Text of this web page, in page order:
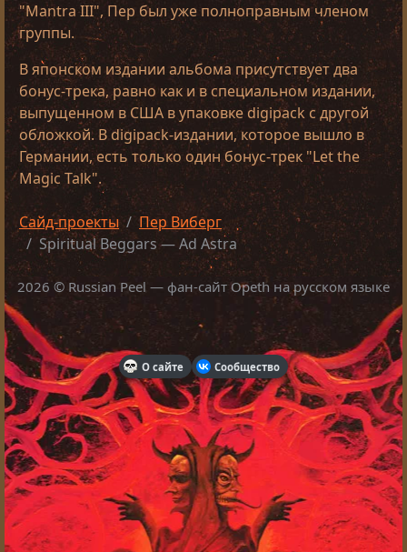
"Mantra III", Пер был уже полноправным членом
группы.
В японском издании альбома присутствует два
бонус-трека, равно как и в специальном издании,
выпущенном в США в упаковке digipack с другой
обложкой. В digipack-издании, которое вышло в
Германии, есть только один бонус-трек "Let the
Magic Talk".
Сайд-проекты
Пер Виберг
Spiritual Beggars — Ad Astra
2026 © Russian Peel — фан-сайт Opeth на русском языке
О сайте Сообщество